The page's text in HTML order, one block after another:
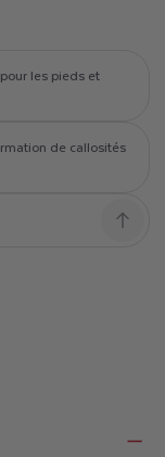
les pieds et
de callosités